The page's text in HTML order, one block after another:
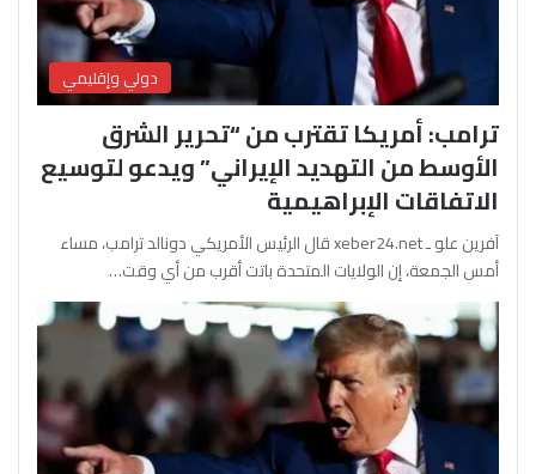
دولي وإقليمي
ترامب: أمريكا تقترب من “تحرير الشرق
الأوسط من التهديد الإيراني” ويدعو لتوسيع
الاتفاقات الإبراهيمية
آفرين علو ـ xeber24.net قال الرئيس الأمريكي دونالد ترامب، مساء
أمس الجمعة، إن الولايات المتحدة باتت أقرب من أي وقت…